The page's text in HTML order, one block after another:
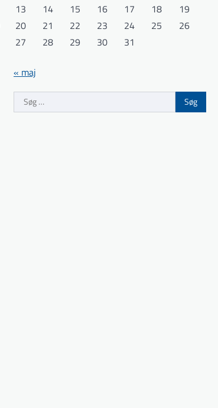
13
14 15 16 17 18
19
20
21 22 23 24 25
26
27
28 29 30 31
« maj
Søg
efter: